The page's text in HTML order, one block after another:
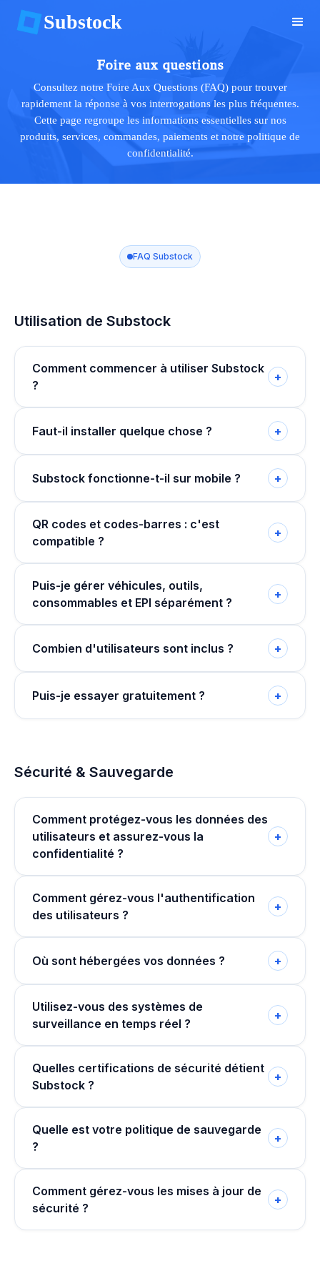
Substock
Foire aux questions
Consultez notre Foire Aux Questions (FAQ) pour trouver
rapidement la réponse à vos interrogations les plus fréquentes.
Cette page regroupe les informations essentielles sur nos
produits, services, commandes, paiements et notre politique de
confidentialité.
FAQ Substock
Utilisation de Substock
Comment commencer à utiliser Substock
?
+
Faut-il installer quelque chose ? +
Substock fonctionne-t-il sur mobile ? +
QR codes et codes-barres : c'est
compatible ?
+
Puis-je gérer véhicules, outils,
consommables et EPI séparément ?
+
Combien d'utilisateurs sont inclus ? +
Puis-je essayer gratuitement ? +
Sécurité & Sauvegarde
Comment protégez-vous les données des
utilisateurs et assurez-vous la
confidentialité ?
+
Comment gérez-vous l'authentification
des utilisateurs ?
+
Où sont hébergées vos données ? +
Utilisez-vous des systèmes de
surveillance en temps réel ?
+
Quelles certifications de sécurité détient
Substock ?
+
Quelle est votre politique de sauvegarde
?
+
Comment gérez-vous les mises à jour de
sécurité ?
+